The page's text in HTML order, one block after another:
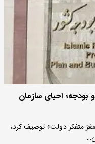
و بودجه؛ احیای سازمان
متفکر دولت» توصیف کرد،